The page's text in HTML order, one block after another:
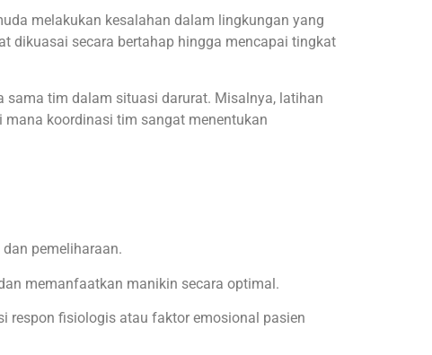
melakukan kesalahan dalam lingkungan yang
dikuasai secara bertahap hingga mencapai tingkat
sama tim dalam situasi darurat. Misalnya, latihan
koordinasi tim sangat menentukan
pemeliharaan.
memanfaatkan manikin secara optimal.
respon fisiologis atau faktor emosional pasien